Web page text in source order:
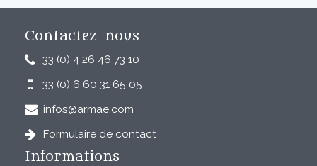
Contactez-nous
33 (0) 4 26 46 73 10
33 (0) 6 60 31 65 05
infos@armae.com
Formulaire de contact
Informations